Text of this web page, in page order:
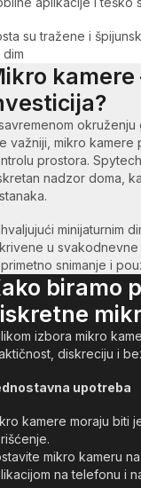
su tražene i
dim
kamere
važniji, mikro kamere
prostora.
nadzor doma,
minijaturnim
u
snimanje i
biramo
izbora mikro
diskreciju i
upotreba
kamere moraju biti
mikro kameru
na telefonu i